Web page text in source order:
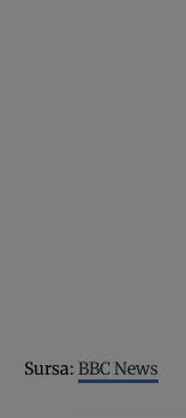
Sursa: BBC News